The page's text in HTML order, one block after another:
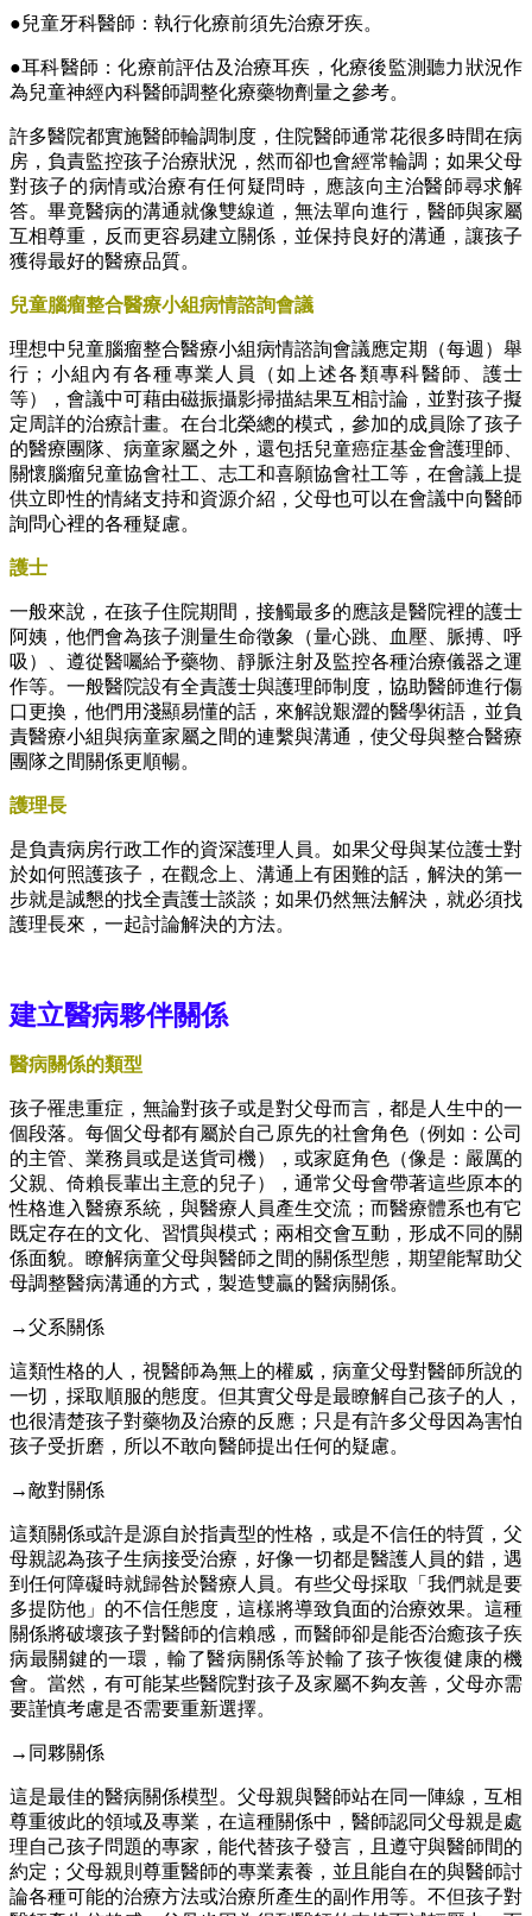
●兒童牙科醫師：執行化療前須先治療牙疾。
●耳科醫師：化療前評估及治療耳疾，化療後監測聽力狀況作
為兒童神經內科醫師調整化療藥物劑量之參考。
許多醫院都實施醫師輪調制度，住院醫師通常花很多時間在病
房，負責監控孩子治療狀況，然而卻也會經常輪調；如果父母
對孩子的病情或治療有任何疑問時，應該向主治醫師尋求解
答。畢竟醫病的溝通就像雙線道，無法單向進行，醫師與家屬
互相尊重，反而更容易建立關係，並保持良好的溝通，讓孩子
獲得最好的醫療品質。
兒童腦瘤整合醫療小組病情諮詢會議
理想中兒童腦瘤整合醫療小組病情諮詢會議應定期（每週）舉
行；小組內有各種專業人員（如上述各類專科醫師、護士
等），會議中可藉由磁振攝影掃描結果互相討論，並對孩子擬
定周詳的治療計畫。在台北榮總的模式，參加的成員除了孩子
的醫療團隊、病童家屬之外，還包括兒童癌症基金會護理師、
關懷腦瘤兒童協會社工、志工和喜願協會社工等，在會議上提
供立即性的情緒支持和資源介紹，父母也可以在會議中向醫師
詢問心裡的各種疑慮。
護士
一般來說，在孩子住院期間，接觸最多的應該是醫院裡的護士
阿姨，他們會為孩子測量生命徵象（量心跳、血壓、脈搏、呼
吸）、遵從醫囑給予藥物、靜脈注射及監控各種治療儀器之運
作等。一般醫院設有全責護士與護理師制度，協助醫師進行傷
口更換，他們用淺顯易懂的話，來解說艱澀的醫學術語，並負
責醫療小組與病童家屬之間的連繫與溝通，使父母與整合醫療
團隊之間關係更順暢。
護理長
是負責病房行政工作的資深護理人員。如果父母與某位護士對
於如何照護孩子，在觀念上、溝通上有困難的話，解決的第一
步就是誠懇的找全責護士談談；如果仍然無法解決，就必須找
護理長來，一起討論解決的方法。
建立醫病夥伴關係
醫病關係的類型
孩子罹患重症，無論對孩子或是對父母而言，都是人生中的一
個段落。每個父母都有屬於自己原先的社會角色（例如：公司
的主管、業務員或是送貨司機），或家庭角色（像是：嚴厲的
父親、倚賴長輩出主意的兒子），通常父母會帶著這些原本的
性格進入醫療系統，與醫療人員產生交流；而醫療體系也有它
既定存在的文化、習慣與模式；兩相交會互動，形成不同的關
係面貌。瞭解病童父母與醫師之間的關係型態，期望能幫助父
母調整醫病溝通的方式，製造雙贏的醫病關係。
→父系關係
這類性格的人，視醫師為無上的權威，病童父母對醫師所說的
一切，採取順服的態度。但其實父母是最瞭解自己孩子的人，
也很清楚孩子對藥物及治療的反應；只是有許多父母因為害怕
孩子受折磨，所以不敢向醫師提出任何的疑慮。
→敵對關係
這類關係或許是源自於指責型的性格，或是不信任的特質，父
母親認為孩子生病接受治療，好像一切都是醫護人員的錯，遇
到任何障礙時就歸咎於醫療人員。有些父母採取「我們就是要
多提防他」的不信任態度，這樣將導致負面的治療效果。這種
關係將破壞孩子對醫師的信賴感，而醫師卻是能否治癒孩子疾
病最關鍵的一環，輸了醫病關係等於輸了孩子恢復健康的機
會。當然，有可能某些醫院對孩子及家屬不夠友善，父母亦需
要謹慎考慮是否需要重新選擇。
→同夥關係
這是最佳的醫病關係模型。父母親與醫師站在同一陣線，互相
尊重彼此的領域及專業，在這種關係中，醫師認同父母親是處
理自己孩子問題的專家，能代替孩子發言，且遵守與醫師間的
約定；父母親則尊重醫師的專業素養，並且能自在的與醫師討
論各種可能的治療方法或治療所產生的副作用等。不但孩子對